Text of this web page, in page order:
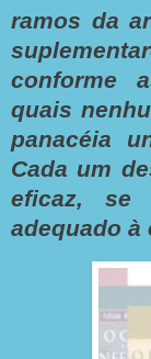
ramos da
conforme
quais
panacéia
Cada um
eficaz, se
adequado à